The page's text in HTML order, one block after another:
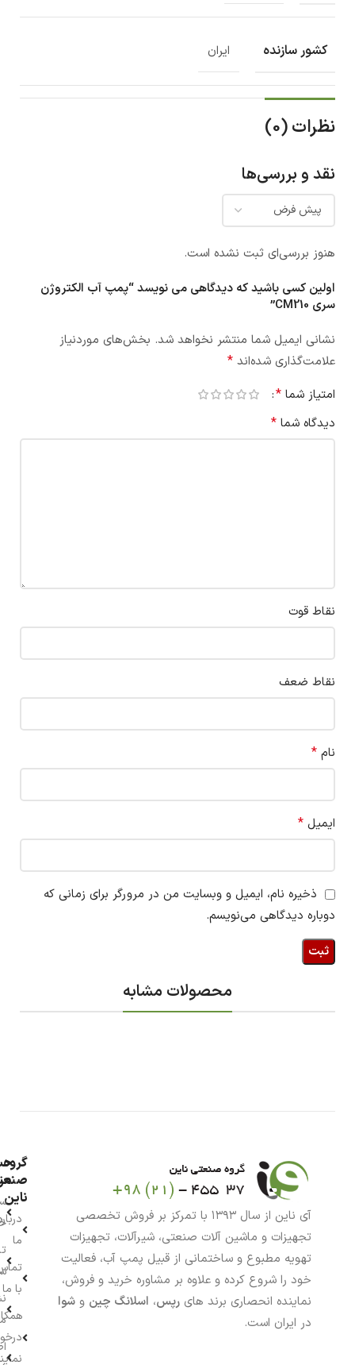
کشور سازنده ایران
نظرات (0)
نقد و بررسی‌ها
هنوز بررسی‌ای ثبت نشده است.
اولین کسی باشید که دیدگاهی می نویسد “پمپ آب الکتروژن
سری CM210”
نشانی ایمیل شما منتشر نخواهد شد. بخش‌های موردنیاز
علامت‌گذاری شده‌اند *
امتیاز شما *
دیدگاه شما *
نقاط قوت
نقاط ضعف
نام *
ایمیل *
ذخیره نام، ایمیل و وبسایت من در مرورگر برای زمانی که
دوباره دیدگاهی می‌نویسم.
محصولات مشابه
آی ناین از سال ۱۳۹۳ با تمرکز بر فروش تخصصی
تجهیزات و ماشین آلات صنعتی، شیرآلات، تجهیزات
تهویه مطبوع و ساختمانی از قبیل پمپ آب، فعالیت
خود را شروع کرده و علاوه بر مشاوره خرید و فروش،
نماینده انحصاری برند های رپس، اسلانگ چین و شوا
در ایران است.
گروه
ناین
ما
با ما